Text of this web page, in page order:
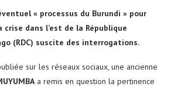
« processus du Burundi » pour
dans l’est de la République
(RDC) suscite des interrogations.
sur les réseaux sociaux, une ancienne
a remis en question la pertinence